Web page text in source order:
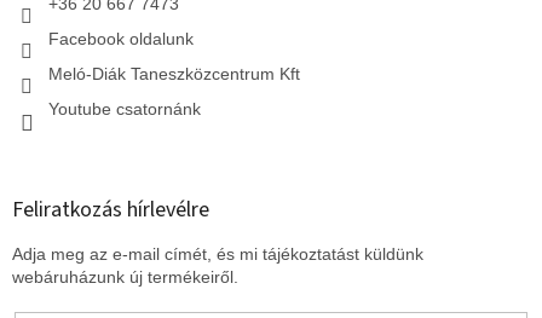
Facebook oldalunk
Meló-Diák Taneszközcentrum Kft
Youtube csatornánk
Feliratkozás hírlevélre
Adja meg az e-mail címét, és mi tájékoztatást küldünk
webáruházunk új termékeiről.